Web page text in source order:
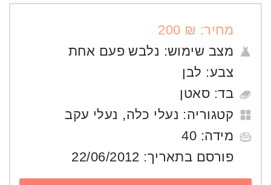
מחיר: ₪ 200
מצב שימוש: נלבש פעם אחת
צבע: לבן
בד: סאטן
קטגוריה: נעלי כלה, נעלי עקב
מידה: 40
פורסם בתאריך: 22/06/2012